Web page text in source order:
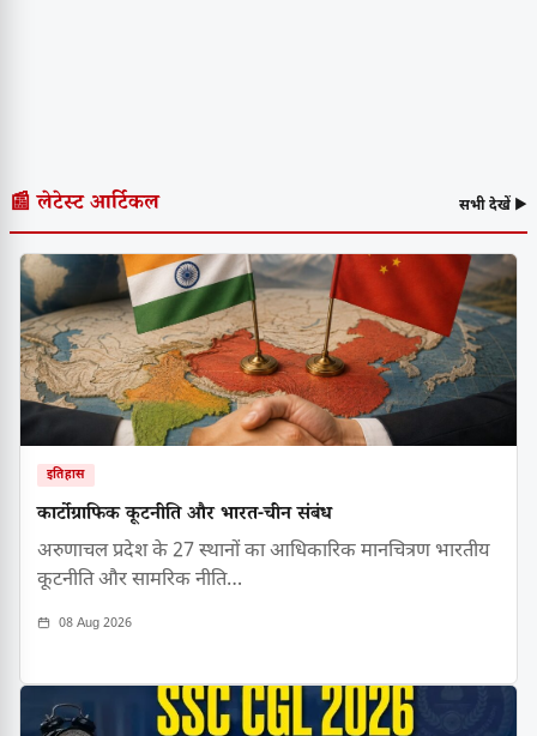
📰 लेटेस्ट आर्टिकल सभी देखें ▶
इतिहास
कार्टोग्राफिक कूटनीति और भारत-चीन संबंध
अरुणाचल प्रदेश के 27 स्थानों का आधिकारिक मानचित्रण भारतीय
कूटनीति और सामरिक नीति…
08 Aug 2026